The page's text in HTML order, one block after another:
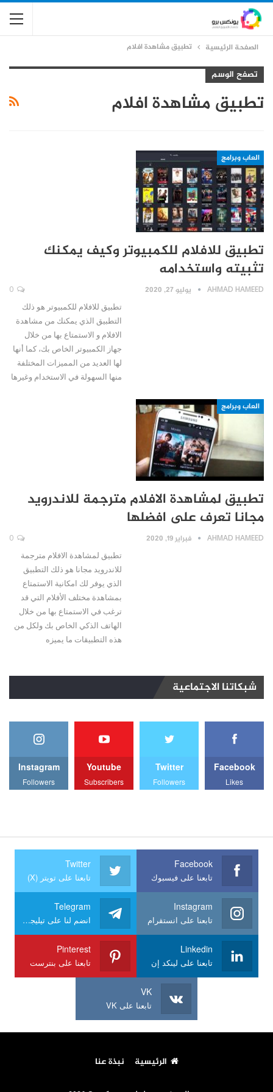
الصفحة الرئيسية تطبيق مشاهدة افلام
تصفح الوسم
تطبيق مشاهدة افلام
العاب وبرامج
تطبيق للافلام للكمبيوتر وكيف يمكنك
تثبيته واستخدامه
AHMAD HAMEED يوليو 27, 2020
تطبيق للافلام للكمبيوتر هو ذلك
التطبيق الذي يمكنك من مشاهدة
الافلام و الاستمتاع بها من خلال
جهاز الكمبيوتر الخاص بك، كما أنها
لها العديد من المميزات المختلفة
منها السهولة في الاستخدام وغيرها
العاب وبرامج
تطبيق لمشاهدة الافلام مترجمة للاندرويد
مجانا تعرف على افضلها
AHMAD HAMEED فبراير 19, 2020
تطبيق لمشاهدة الافلام مترجمة
للاندرويد مجانا هو ذلك التطبيق
الذي يوفر لك امكانية الاستمتاع
بمشاهدة مختلف الأفلام التي قد
ترغب في الاستمتاع بها من خلال
الهاتف الذكي الخاص بك ولكل من
هذه التطبيقات ما يميزه
شبكاتنا الاجتماعية
Facebook
Likes
Twitter
Followers
Youtube
Subscribers
Instagram
Followers
Facebook
تابعنا على فيسبوك
Twitter
تابعنا على تويتر (X)
Instagram
تابعنا على انستقرام
Telegram
انضم لنا على تيليجرام
Linkedin
تابعنا على لينكد إن
Pinterest
تابعنا على بنترست
VK
تابعنا على VK
الرئيسية نبذة عنا